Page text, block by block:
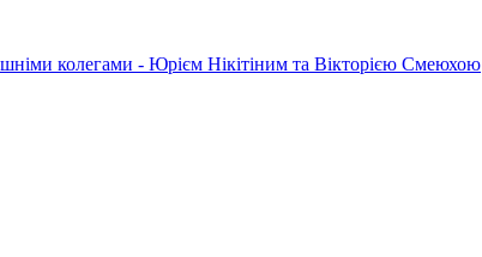
колегами - Юрієм Нікітіним та Вікторією Смеюхою